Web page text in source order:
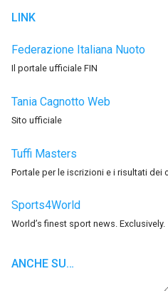
LINK
Federazione Italiana Nuoto
Il portale ufficiale FIN
Tania Cagnotto Web
Sito ufficiale
Tuffi Masters
Portale per le iscrizioni e i risultati dei
Sports4World
World’s finest sport news. Exclusively.
ANCHE SU…